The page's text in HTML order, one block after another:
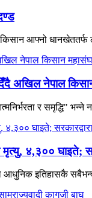
किसान आफ्नो
अखिल नेपाल
र समृद्धि"
४,३०० घाइते;
इतिहासकै सबैभन्दा